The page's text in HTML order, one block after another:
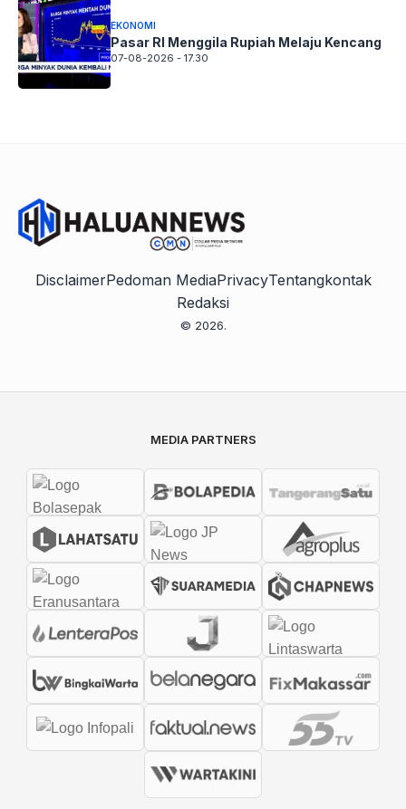
EKONOMI
Pasar RI Menggila Rupiah Melaju Kencang
07-08-2026 - 17.30
DisclaimerPedoman MediaPrivacyTentangkontak
Redaksi
© 2026.
MEDIA PARTNERS